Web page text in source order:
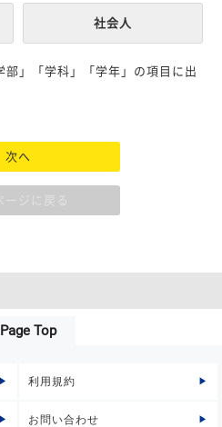
社会人
」「学科」「学年」の項目に出
次へ
ージに戻る
Page Top
利用規約
お問い合わせ